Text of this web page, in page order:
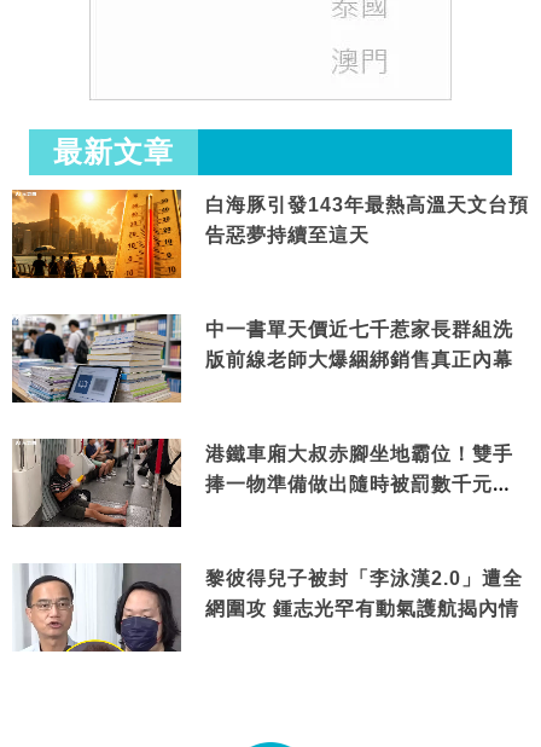
最新文章
白海豚引發143年最熱高溫天文台預
告惡夢持續至這天
中一書單天價近七千惹家長群組洗
版前線老師大爆綑綁銷售真正內幕
港鐵車廂大叔赤腳坐地霸位！雙手
捧一物準備做出隨時被罰數千元舉
黎彼得兒子被封「李泳漢2.0」遭全
網圍攻 鍾志光罕有動氣護航揭內情